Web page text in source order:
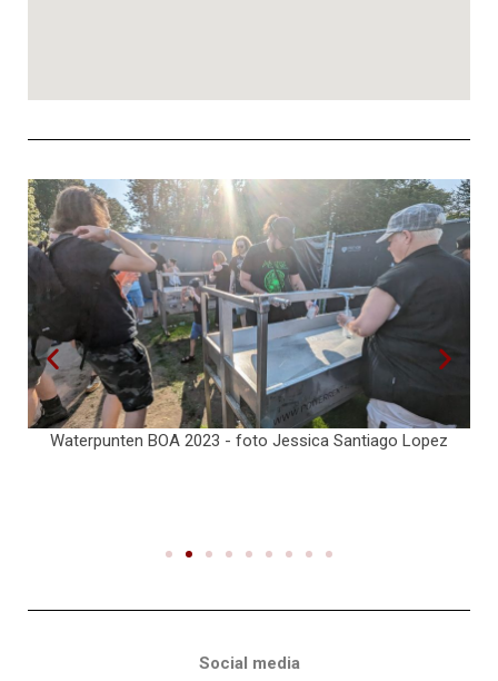
Waterpunten BOA 2023 - foto Jessica Santiago Lopez
Social media